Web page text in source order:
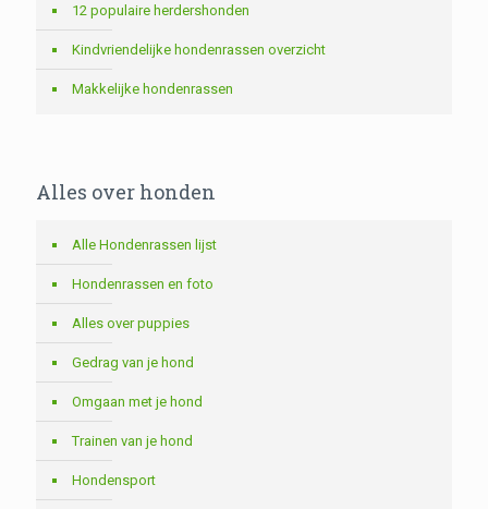
12 populaire herdershonden
Kindvriendelijke hondenrassen overzicht
Makkelijke hondenrassen
Alles over honden
Alle Hondenrassen lijst
Hondenrassen en foto
Alles over puppies
Gedrag van je hond
Omgaan met je hond
Trainen van je hond
Hondensport